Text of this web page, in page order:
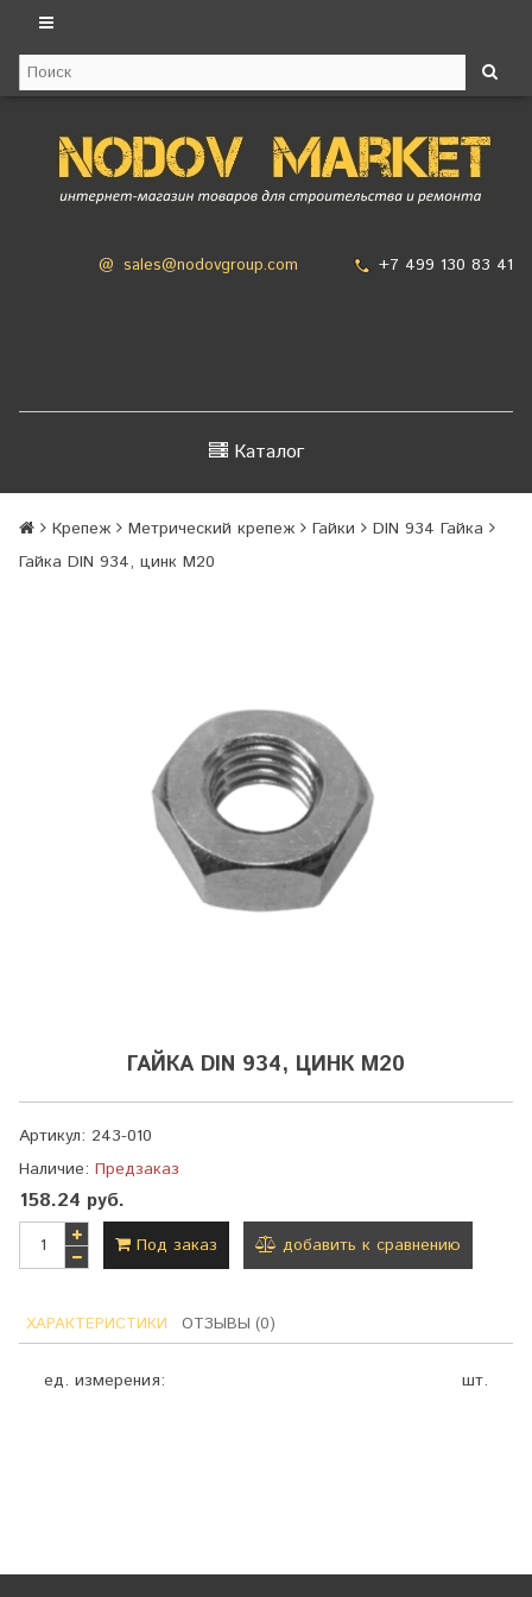
@ sales@nodovgroup.com +7 499 130 83 41
Каталог
Крепеж Метрический крепеж Гайки
DIN 934 Гайка
Гайка DIN 934, цинк М20
ГАЙКА DIN 934, ЦИНК М20
Артикул: 243-010
Наличие: Предзаказ
158.24 руб.
Под заказ добавить к сравнению
ХАРАКТЕРИСТИКИ ОТЗЫВЫ (0)
ед. измерения: шт.